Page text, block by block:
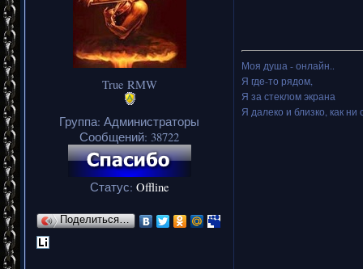
True RMW
Группа: Администраторы
Сообщений: 38722
Статус: Offline
Поделиться…
Моя душа - онлайн..
Я где-то рядом,
Я за стеклом экрана
Я далеко и близко, как ни